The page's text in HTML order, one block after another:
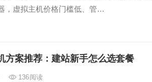
，虚拟主机价格门槛低、管…
方案推荐：建站新手怎么选套餐
136阅读